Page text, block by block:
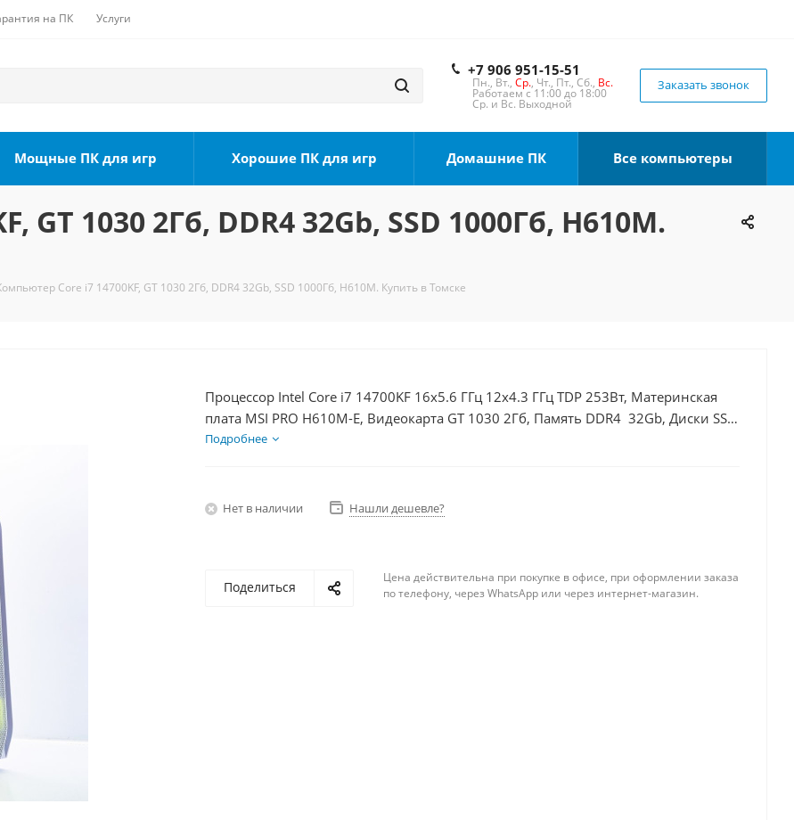
на ПК Услуги
+7 906 951-15-51
Пн., Вт., Ср., Чт., Пт., Сб., Вс.
Работаем с 11:00 до 18:00
Ср. и Вс. Выходной
Заказать звонок
Мощные ПК для игр Хорошие ПК для игр Домашние ПК Все компьютеры
GT 1030 2Гб, DDR4 32Gb, SSD 1000Гб, H610M.
Core i7 14700KF, GT 1030 2Гб, DDR4 32Gb, SSD 1000Гб, H610M. Купить в Томске
Процессор Intel Core i7 14700KF 16x5.6 ГГц 12x4.3 ГГц TDP 253Вт, Материнская
плата MSI PRO H610M-E, Видеокарта GT 1030 2Гб, Память DDR4 32Gb, Диски SSD
1000Гб, БП 500Вт
Подробнее
Нет в наличии Нашли дешевле?
Поделиться
Цена действительна при покупке в офисе, при оформлении заказа
по телефону, через WhatsApp или через интернет-магазин.